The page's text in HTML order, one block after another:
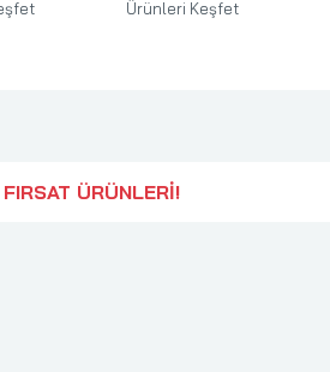
Ürünleri Keşfet
ÜRÜNLERİ!